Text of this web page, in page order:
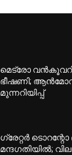
മെട്രോ
ഭീഷണി;
മുന്നറിയിപ്പ്
ഗ്രേറ്റര്‍
മന്ദഗതിയില്‍;